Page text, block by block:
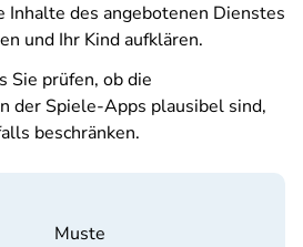
Inhalte des angebotenen Dienstes
und Ihr Kind aufklären.
Sie prüfen, ob die
der Spiele-Apps plausibel sind,
beschränken.
Muste